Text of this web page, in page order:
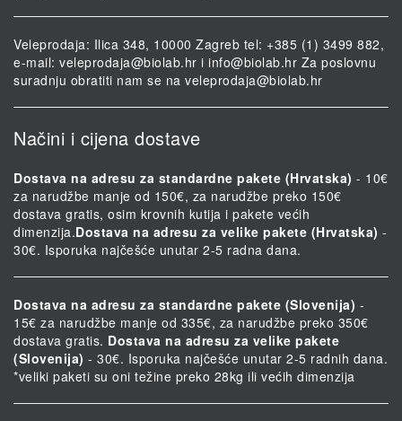
Veleprodaja: Ilica 348, 10000 Zagreb tel: +385 (1) 3499 882,
e-mail: veleprodaja@biolab.hr i info@biolab.hr Za poslovnu
suradnju obratiti nam se na veleprodaja@biolab.hr
Načini i cijena dostave
Dostava na adresu za standardne pakete (Hrvatska) - 10€
za narudžbe manje od 150€, za narudžbe preko 150€
dostava gratis, osim krovnih kutija i pakete većih
dimenzija.Dostava na adresu za velike pakete (Hrvatska) -
30€. Isporuka najčešće unutar 2-5 radna dana.
Dostava na adresu za standardne pakete (Slovenija) -
15€ za narudžbe manje od 335€, za narudžbe preko 350€
dostava gratis. Dostava na adresu za velike pakete
(Slovenija) - 30€. Isporuka najčešće unutar 2-5 radnih dana.
*veliki paketi su oni težine preko 28kg ili većih dimenzija